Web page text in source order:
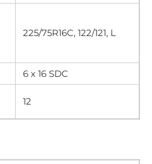
225/75R16C, 122/121, L
6 х 16 SDC
12